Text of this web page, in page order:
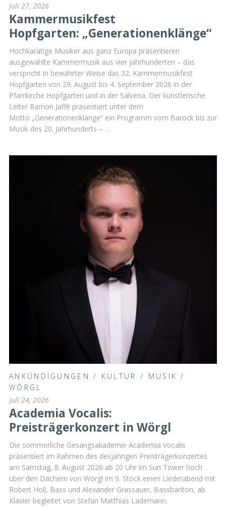
Juli 27, 2026
Kammermusikfest
Hopfgarten: „Generationenklänge“
Hochkarätige Musiker aus ganz Europa präsentieren
ausgewählte Kammermusik aus vier Jahrhunderten – das
verspricht in bewährter Weise das 32. Kammermusikfest
Hopfgarten von 29. August bis 4. September 2026 in der
Pfarrkirche Hopfgarten und in der Salvena. Der künstlerische
Leiter Ramon Jaffé präsentiert unter dem
Motto „Generationenklänge“ ein Programm vom Barock bis zur
Musik des 20. Jahrhunderts ­– …
ANKÜNDIGUNGEN / KULTUR / MUSIK /
WÖRGL
Juli 24, 2026
Academia Vocalis:
Preisträgerkonzert in Wörgl
Die sommerliche Gesangsakademie Academia Vocalis
präsentiert im Rahmen des desjährigen Preisträgerkonzertes
am Samstag, 8. August 2026 ab 20 Uhr im Sun Tower hoch
über den Dächern von Wörgl im 9. Stock einen Liederabend mit
Robert Holl, Bass und Alexander Grassauer, Bassbariton, ab
Klavier begleitet von Stefan Matthias Lademann.